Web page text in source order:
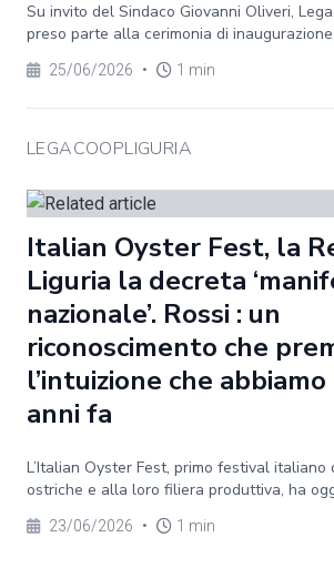
Su invito del Sindaco Giovanni Oliveri,
preso parte alla cerimonia di
25/06/2026 • 1 min
LEGACOOPLIGURIA
Italian Oyster Fest, la
Liguria la decreta
nazionale’. Rossi : un
riconoscimento che
l’intuizione che
anni fa
L’Italian Oyster Fest, primo festival
ostriche e alla loro filiera produttiva, ha
23/06/2026 • 1 min